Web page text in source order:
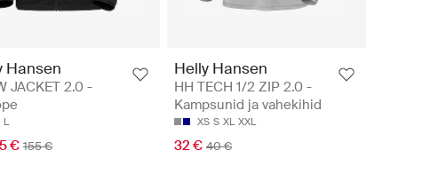
Hansen
JACKET 2.0 -
L
€ 155 €
Helly Hansen
HH TECH 1/2 ZIP 2.0 -
Kampsunid ja vahekihid
XS S XL XXL
32 € 40 €